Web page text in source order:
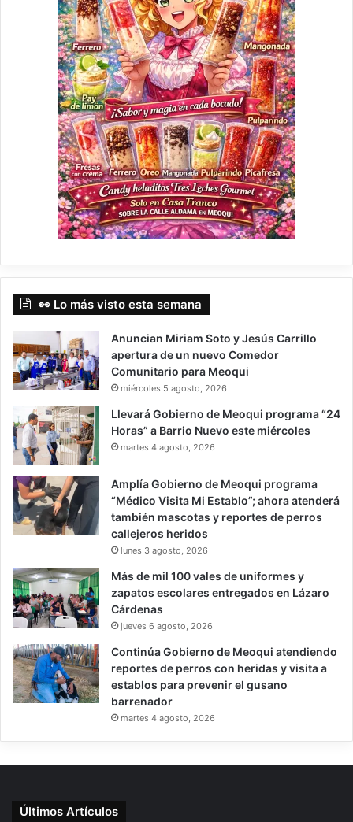
👀 Lo más visto esta semana
Anuncian Miriam Soto y Jesús Carrillo
apertura de un nuevo Comedor
Comunitario para Meoqui
miércoles 5 agosto, 2026
Llevará Gobierno de Meoqui programa “24
Horas” a Barrio Nuevo este miércoles
martes 4 agosto, 2026
Amplía Gobierno de Meoqui programa
“Médico Visita Mi Establo”; ahora atenderá
también mascotas y reportes de perros
callejeros heridos
lunes 3 agosto, 2026
Más de mil 100 vales de uniformes y
zapatos escolares entregados en Lázaro
Cárdenas
jueves 6 agosto, 2026
Continúa Gobierno de Meoqui atendiendo
reportes de perros con heridas y visita a
establos para prevenir el gusano
barrenador
martes 4 agosto, 2026
Últimos Artículos